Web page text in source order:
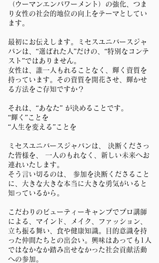
（ウーマンエンパワーメント）の強化、つま
り女性の社会的地位の向上をテーマとしてい
ます。
最初にお伝えします。ミセスユニバースジャ
パンは、“選ばれた人”だけの、“特別なコンテ
スト”ではありません。
女性は、誰一人もれることなく、輝く資質を
持っています。その資質を開花させ、輝かせ
る方法をご存知ですか？
それは、“あなた” が決めることです。
“輝く”ことを
“人生を変える”ことを
ミセスユニバースジャパンは、 決断くださっ
た皆様を、 一人のもれなく、新しい未来へお
連れいたします。
そう言い切るのは、 参加を決断くださること
に、大きな大きな本当に大きな勇気がいると
知っているから。
こだわりのビューティーキャンプでプロ講師
による、マインド、メイク、ファッション、
立ち振る舞い、食や健康知識。目的意識を持
った仲間たちとの出会い。興味はあっても1人
ではなかなか踏み出せなかった社会貢献活動
への参加。